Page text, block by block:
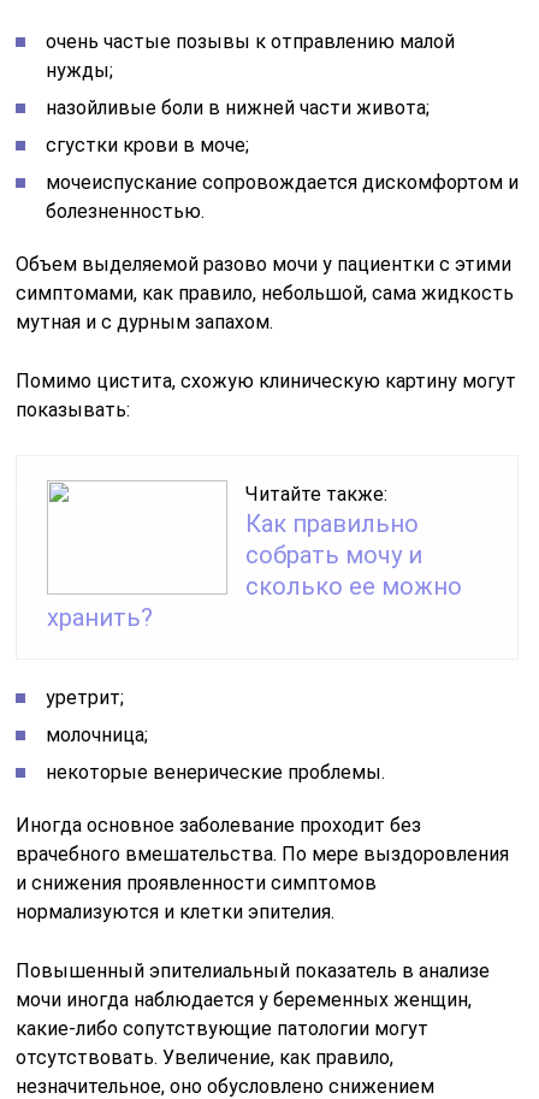
очень частые позывы к отправлению малой
нужды;
назойливые боли в нижней части живота;
сгустки крови в моче;
мочеиспускание сопровождается дискомфортом и
болезненностью.
Объем выделяемой разово мочи у пациентки с этими
симптомами, как правило, небольшой, сама жидкость
мутная и с дурным запахом.
Помимо цистита, схожую клиническую картину могут
показывать:
Читайте также:
Как правильно
собрать мочу и
сколько ее можно
хранить?
уретрит;
молочница;
некоторые венерические проблемы.
Иногда основное заболевание проходит без
врачебного вмешательства. По мере выздоровления
и снижения проявленности симптомов
нормализуются и клетки эпителия.
Повышенный эпителиальный показатель в анализе
мочи иногда наблюдается у беременных женщин,
какие-либо сопутствующие патологии могут
отсутствовать. Увеличение, как правило,
незначительное, оно обусловлено снижением